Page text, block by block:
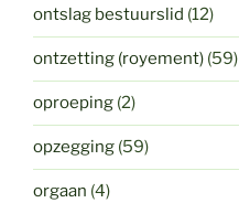
ontslag bestuurslid (12)
ontzetting (royement) (59)
oproeping (2)
opzegging (59)
orgaan (4)